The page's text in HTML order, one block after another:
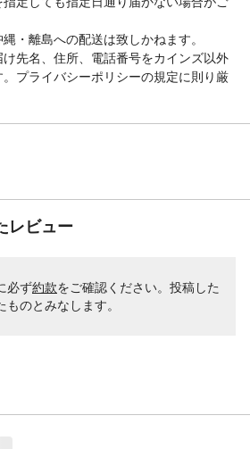
・離島への配送は致しかねます。
先名、住所、電話番号をカインズ以外
プライバシーポリシーの規定に則り厳
レビュー
必ず約款をご確認ください。投稿した
のとみなします。